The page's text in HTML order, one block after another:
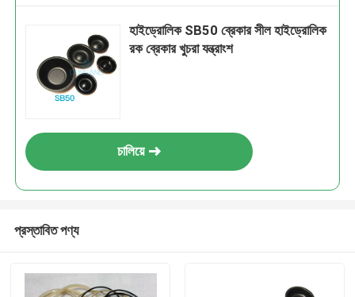
হাইড্রোলিক SB50 ব্রেকার সীল হাইড্রোলিক
রক ব্রেকার খুচরা যন্ত্রাংশ
চালিয়ে
প্রস্তাবিত পণ্য